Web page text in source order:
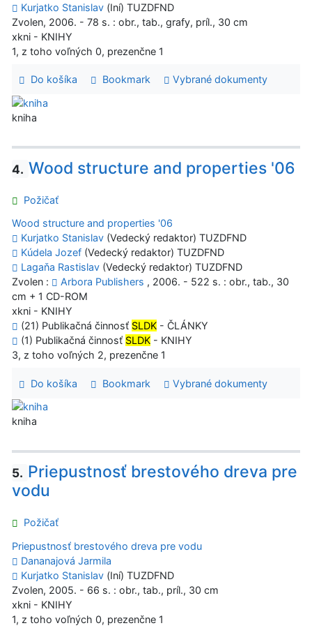
Kurjatko Stanislav (Iní) TUZDFND
Zvolen, 2006. - 78 s. : obr., tab., grafy, príl., 30 cm
xkni - KNIHY
1, z toho voľných 0, prezenčne 1
Do košíka Bookmark Vybrané dokumenty
kniha
4. Wood structure and properties '06
Požičať
Wood structure and properties '06
Kurjatko Stanislav (Vedecký redaktor) TUZDFND
Kúdela Jozef (Vedecký redaktor) TUZDFND
Lagaňa Rastislav (Vedecký redaktor) TUZDFND
Zvolen :
Arbora Publishers , 2006. - 522 s. : obr., tab., 30
cm + 1 CD-ROM
xkni - KNIHY
(21) Publikačná činnosť SLDK - ČLÁNKY
(1) Publikačná činnosť SLDK - KNIHY
3, z toho voľných 2, prezenčne 1
Do košíka Bookmark Vybrané dokumenty
kniha
5. Priepustnosť brestového dreva pre
vodu
Požičať
Priepustnosť brestového dreva pre vodu
Dananajová Jarmila
Kurjatko Stanislav (Iní) TUZDFND
Zvolen, 2005. - 66 s. : obr., tab., príl., 30 cm
xkni - KNIHY
1, z toho voľných 0, prezenčne 1